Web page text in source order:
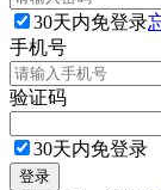
30天内免登录
手机号
验证码
30天内免登录